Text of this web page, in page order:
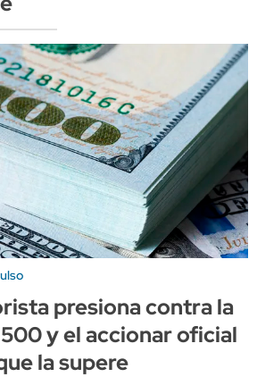
presiona contra la
y el accionar oficial
la supere